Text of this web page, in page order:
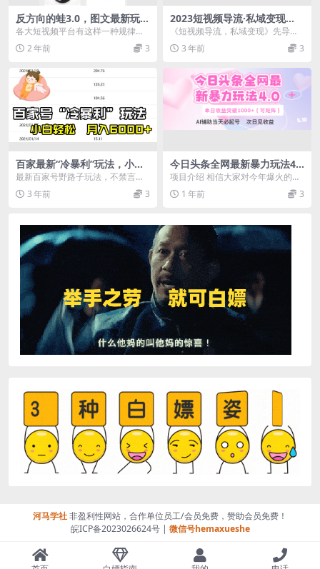
反方向的蛙3.0，图文最新玩
法，变现多元化，新蓝海项
目，小白轻松上手
各大短视频平台有这样一种规律，
每到晚上emo文案永远是最火的，
反方向的蛙恰恰利用...
2 年前 3
2023短视频导流·私域变现
课，日导流3000+私域打法 日
销售额2w+
《短视频导流，私域变现》先导课
一、我的私域故事以及常见流量错
误认知 二、当前短...
3 年前 3
百家最新“冷暴利”玩法，小白
轻松月入6000
最新百家号野路子玩法，不禁言，
不封号，小白轻松上手，每天三分
钟，一周起号，月入6...
3 年前 3
今日头条全网最新暴力玩法4.0
利用AI辅助当天必起号 单日收
益1000+
项目介绍 相信大家对今年爆火的今
日头条项目都有所了解，也听说过
一些人都拿到了结果...
1 年前 3
河马学社非盈利性网站，合作单位员工/会员免费，赞助会员免费！
皖ICP备2023026624号 | 微信号hemaxueshe